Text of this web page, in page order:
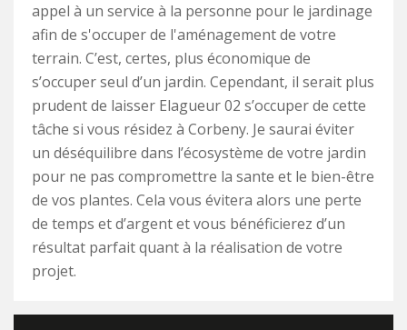
appel à un service à la personne pour le jardinage
afin de s'occuper de l'aménagement de votre
terrain. C’est, certes, plus économique de
s’occuper seul d’un jardin. Cependant, il serait plus
prudent de laisser Elagueur 02 s’occuper de cette
tâche si vous résidez à Corbeny. Je saurai éviter
un déséquilibre dans l’écosystème de votre jardin
pour ne pas compromettre la sante et le bien-être
de vos plantes. Cela vous évitera alors une perte
de temps et d’argent et vous bénéficierez d’un
résultat parfait quant à la réalisation de votre
projet.